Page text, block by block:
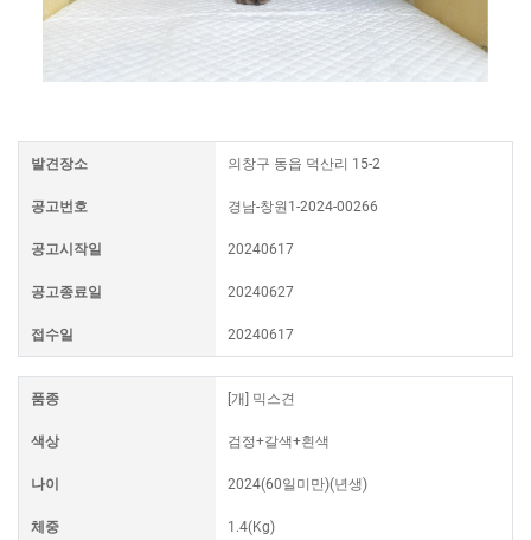
발견장소 의창구 동읍 덕산리 15-2
공고번호 경남-창원1-2024-00266
공고시작일 20240617
공고종료일 20240627
접수일 20240617
품종 [개] 믹스견
색상 검정+갈색+흰색
나이 2024(60일미만)(년생)
체중 1.4(Kg)